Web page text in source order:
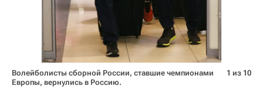
Волейболисты сборной России, ставшие чемпионами
Европы, вернулись в Россию.
1 из 10